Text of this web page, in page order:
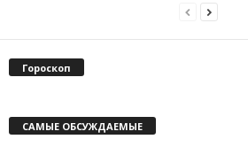
Гороскоп
САМЫЕ ОБСУЖДАЕМЫЕ